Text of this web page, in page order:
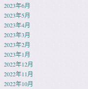
2023年6月
2023年5月
2023年4月
2023年3月
2023年2月
2023年1月
2022年12月
2022年11月
2022年10月